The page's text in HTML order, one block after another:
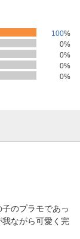
100%
0%
0%
0%
0%
のプラモであっ
ながら可愛く完